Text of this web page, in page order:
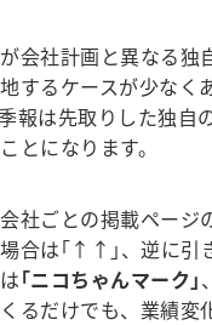
会社計画と異なる独
するケースが少なく
報は先取りした独自
とになります。
社ごとの掲載ページ
合は｢↑↑｣、逆に引
｢ニコちゃんマーク｣
るだけでも、業績変